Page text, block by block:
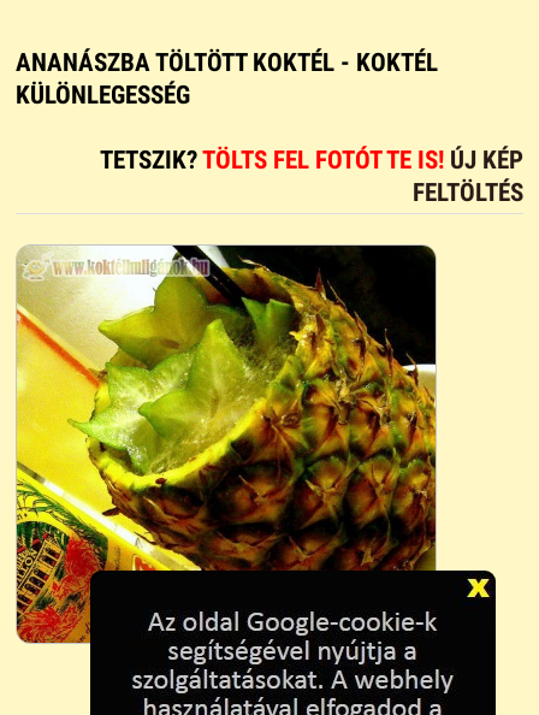
ANANÁSZBA TÖLTÖTT KOKTÉL - KOKTÉL
KÜLÖNLEGESSÉG
TETSZIK?TÖLTS FEL FOTÓT TE IS! ÚJ KÉP
FELTÖLTÉS